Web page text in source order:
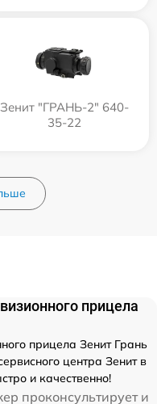
Зенит "ГРАНЬ-2" 640-
35-22
прицела
прицела Зенит Грань
центра Зенит в
и качественно!
проконсультирует и